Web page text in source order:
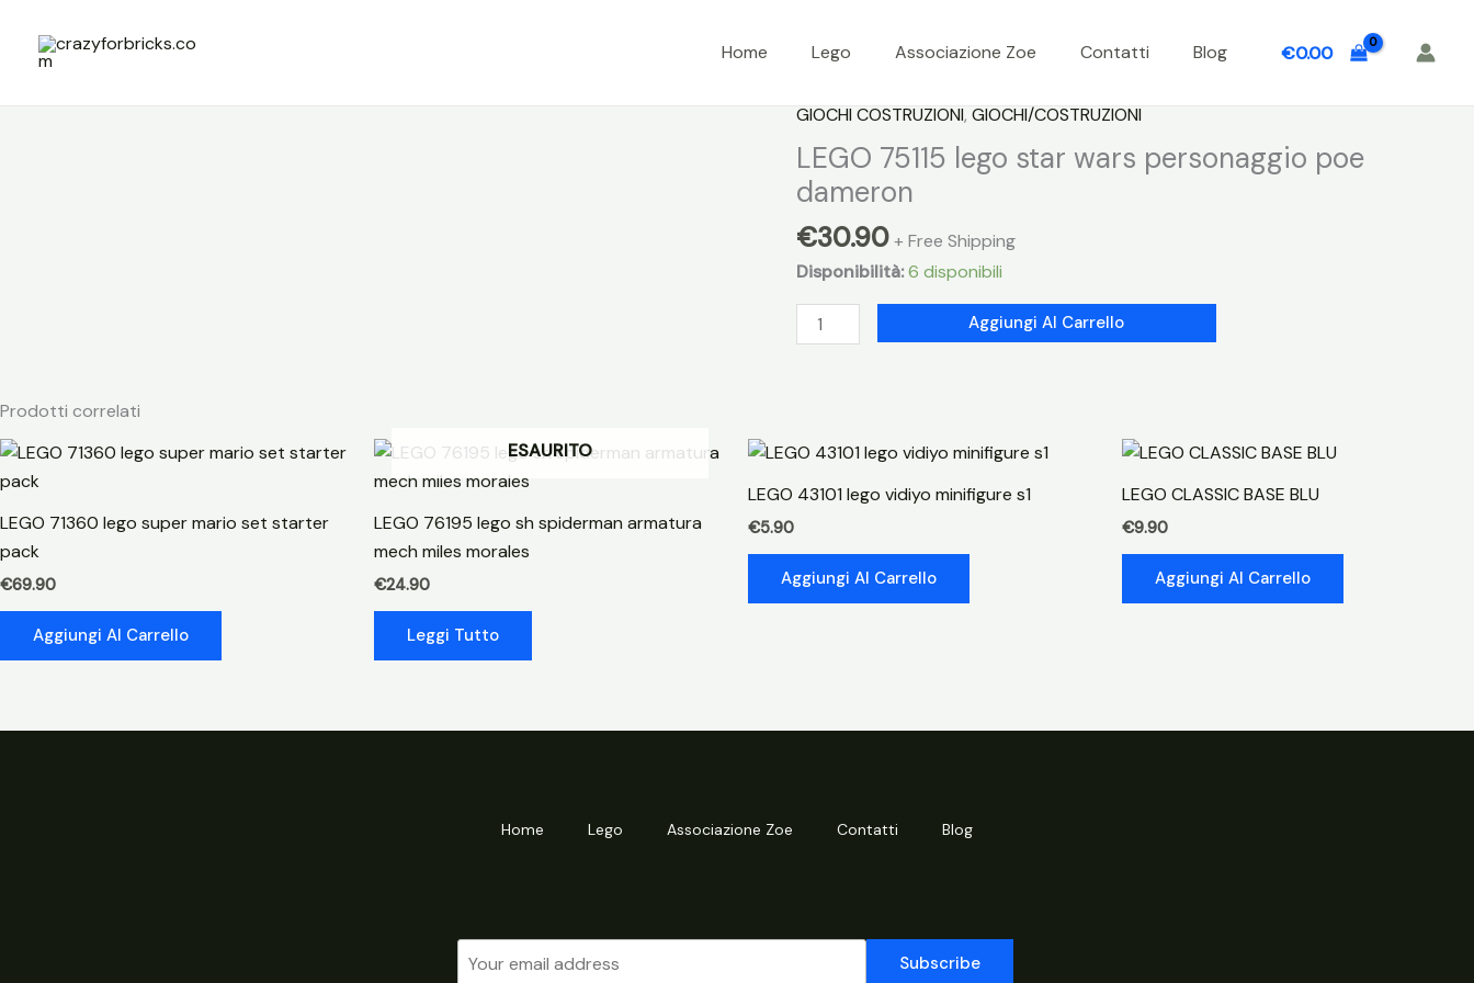
contenuto
Home Lego Associazione Zoe Contatti Blog €0.00
GIOCHI COSTRUZIONI, GIOCHI/COSTRUZIONI
LEGO 75115 lego star wars personaggio poe
dameron
€30.90 + Free Shipping
Disponibilità: 6 disponibili
LEGO
75115
personaggio
poe
Aggiungi Al Carrello
Prodotti correlati
LEGO 71360 lego super mario set starter
pack
€69.90
Aggiungi Al Carrello
ESAURITO
LEGO 76195 lego sh spiderman armatura
mech miles morales
€24.90
Leggi Tutto
LEGO 43101 lego vidiyo minifigure s1
€5.90
Aggiungi Al Carrello
LEGO CLASSIC BASE BLU
€9.90
Aggiungi Al Carrello
Home Lego Associazione Zoe Contatti Blog
Subscribe